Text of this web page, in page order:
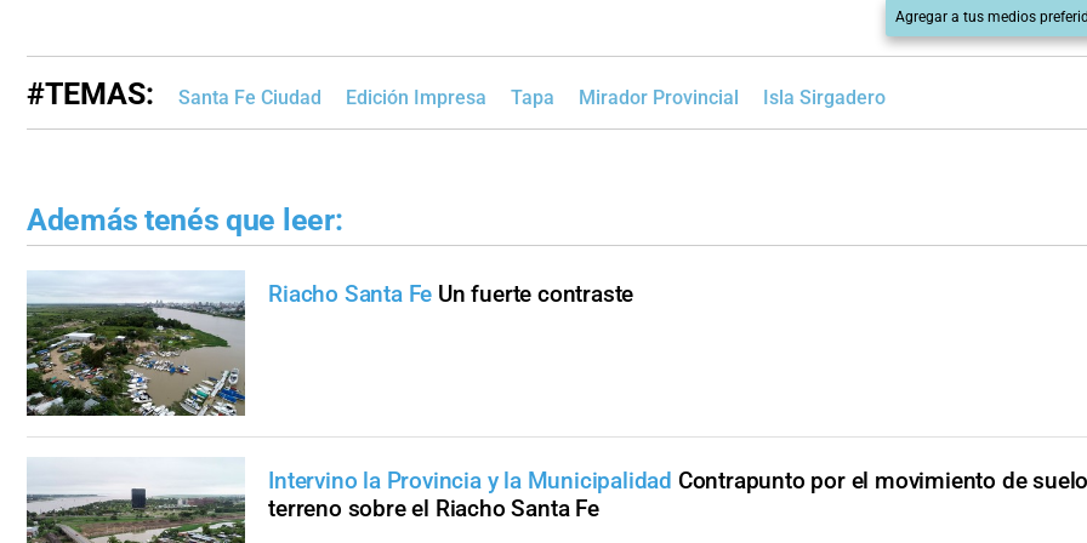
Agregar a tus medios
#TEMAS: Santa Fe Ciudad Edición Impresa Tapa Mirador Provincial Isla Sirgadero
Además tenés que leer:
Riacho Santa Fe Un fuerte contraste
Intervino la Provincia y la Municipalidad Contrapunto por el movimiento de
terreno sobre el Riacho Santa Fe